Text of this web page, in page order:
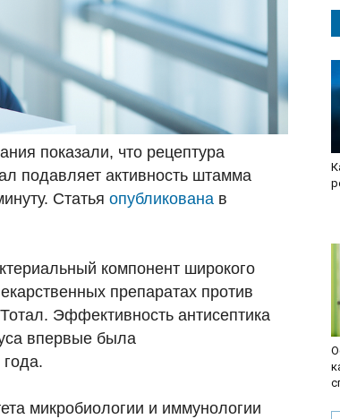
показали, что рецептура
подавляет активность штамма
Статья опубликована в
компонент широкого
препаратах против
Тотал. Эффективность антисептика
впервые была
микробиологии и иммунологии